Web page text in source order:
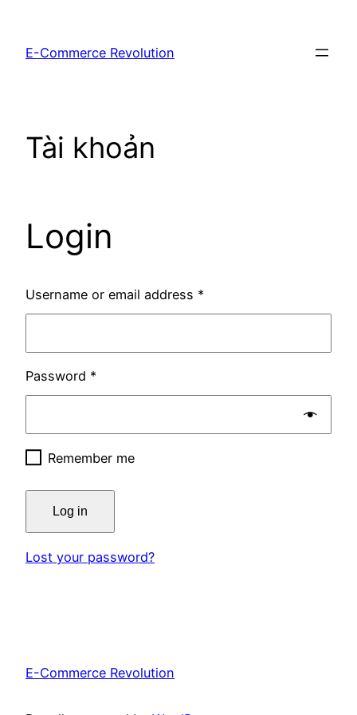
phầnE-Commerce Revolution
Tài khoản
Login
Username or email address *
Password *
Remember me
Log in
Lost your password?
E-Commerce Revolution